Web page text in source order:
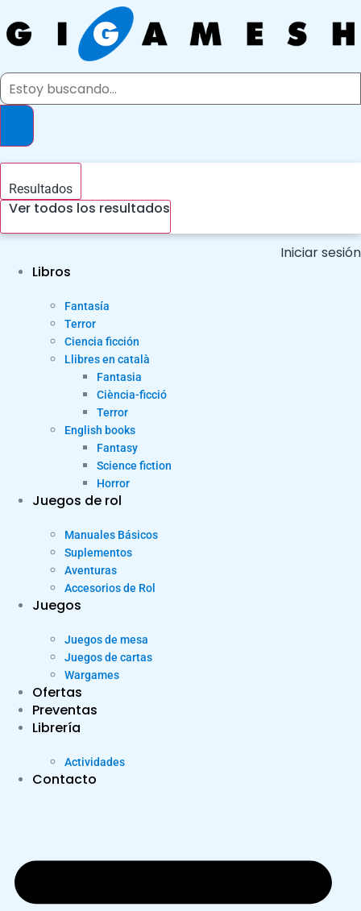
al
contenido
Search
Resultados
Ver todos los resultados
Iniciar sesión
Libros
Fantasía
Terror
Ciencia ficción
Llibres en català
Fantasia
Ciència-ficció
Terror
English books
Fantasy
Science fiction
Horror
Juegos de rol
Manuales Básicos
Suplementos
Aventuras
Accesorios de Rol
Juegos
Juegos de mesa
Juegos de cartas
Wargames
Ofertas
Preventas
Librería
Actividades
Contacto